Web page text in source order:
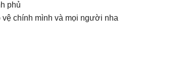
phủ
chính mình và mọi người nha